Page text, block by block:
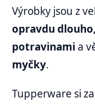
Výrobky jsou z
opravdu
potravinami a
myčky.
Tupperware si